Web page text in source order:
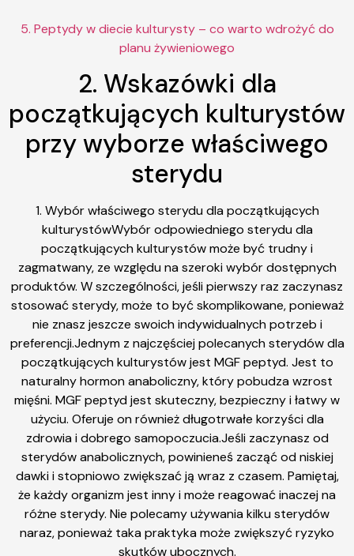
5. Peptydy w diecie kulturysty – co warto wdrożyć do
planu żywieniowego
2. Wskazówki dla
początkujących kulturystów
przy wyborze właściwego
sterydu
1. Wybór właściwego sterydu dla początkujących
kulturystówWybór odpowiedniego sterydu dla
początkujących kulturystów może być trudny i
zagmatwany, ze względu na szeroki wybór dostępnych
produktów. W szczególności, jeśli pierwszy raz zaczynasz
stosować sterydy, może to być skomplikowane, ponieważ
nie znasz jeszcze swoich indywidualnych potrzeb i
preferencji.Jednym z najczęściej polecanych sterydów dla
początkujących kulturystów jest MGF peptyd. Jest to
naturalny hormon anaboliczny, który pobudza wzrost
mięśni. MGF peptyd jest skuteczny, bezpieczny i łatwy w
użyciu. Oferuje on również długotrwałe korzyści dla
zdrowia i dobrego samopoczucia.Jeśli zaczynasz od
sterydów anabolicznych, powinieneś zacząć od niskiej
dawki i stopniowo zwiększać ją wraz z czasem. Pamiętaj,
że każdy organizm jest inny i może reagować inaczej na
różne sterydy. Nie polecamy używania kilku sterydów
naraz, ponieważ taka praktyka może zwiększyć ryzyko
skutków ubocznych.